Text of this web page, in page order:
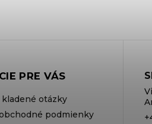
PRE VÁS
kladené otázky
podmienky